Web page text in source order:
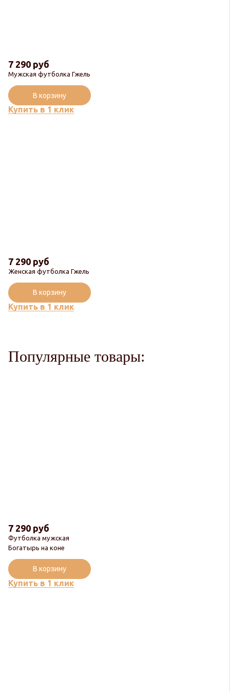
Мужская футболка Гжель
7 290 руб
Купить в 1 клик
В корзину
Женская футболка Гжель
7 290 руб
Купить в 1 клик
В корзину
Популярные товары:
Футболка мужская
Богатырь на коне
7 290 руб
Купить в 1 клик
В корзину